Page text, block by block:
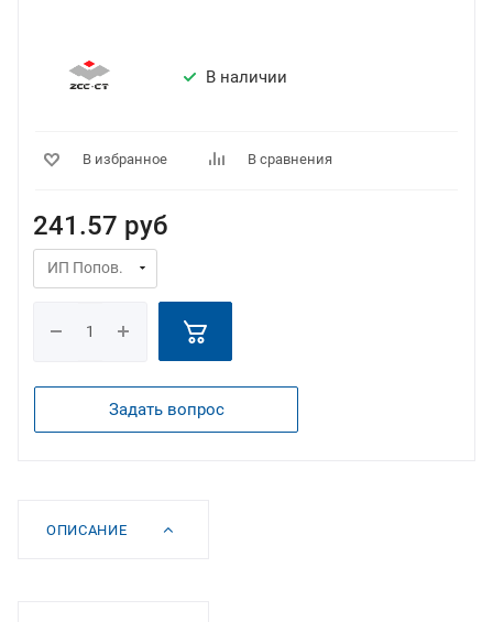
В наличии
В избранное В сравнения
241.57 руб
Задать вопрос
ОПИСАНИЕ